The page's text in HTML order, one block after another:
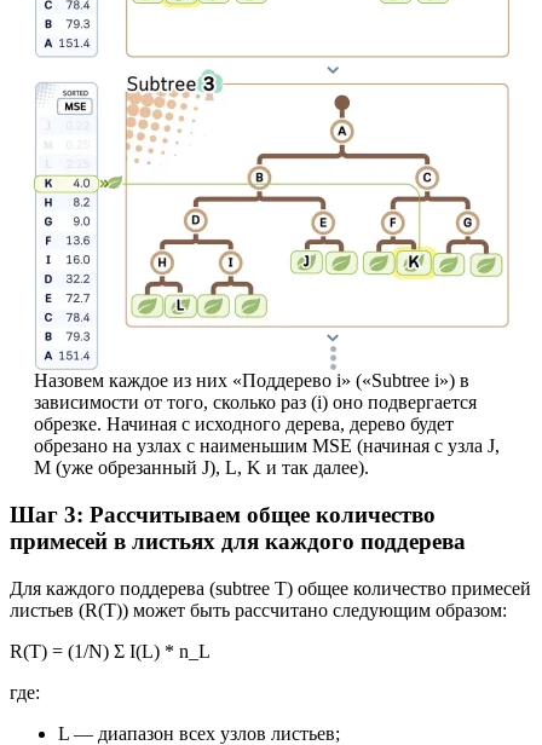
Назовем каждое из них «Поддерево i» («Subtree i») в
зависимости от того, сколько раз (i) оно подвергается
обрезке. Начиная с исходного дерева, дерево будет
обрезано на узлах с наименьшим MSE (начиная с узла J,
M (уже обрезанный J), L, K и так далее).
Шаг 3: Рассчитываем общее количество
примесей в листьях для каждого поддерева
Для каждого поддерева (subtree T) общее количество примесей
листьев (R(T)) может быть рассчитано следующим образом:
R(T) = (1/N) Σ I(L) * n_L
где:
L — диапазон всех узлов листьев;